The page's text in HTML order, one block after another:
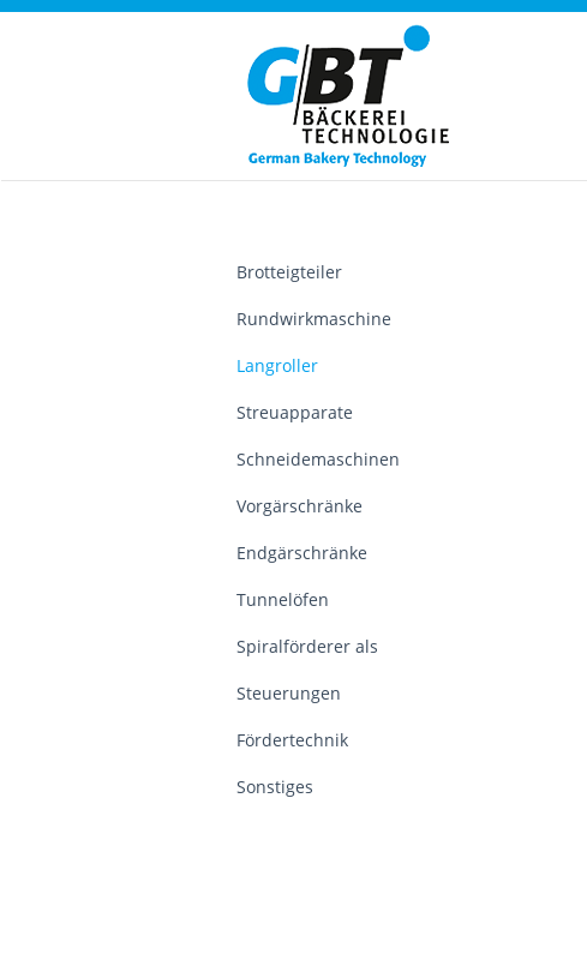
Brotteigteiler
Rundwirkmaschine
Langroller
Streuapparate
Schneidemaschinen
Vorgärschränke
Endgärschränke
Tunnelöfen
Spiralförderer als
Steuerungen
Fördertechnik
Sonstiges